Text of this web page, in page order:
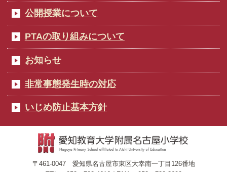
公開授業について
PTAの取り組みについて
お知らせ
非常事態発生時の対応
いじめ防止基本方針
〒461-0047 愛知県名古屋市東区大幸南一丁目126番地